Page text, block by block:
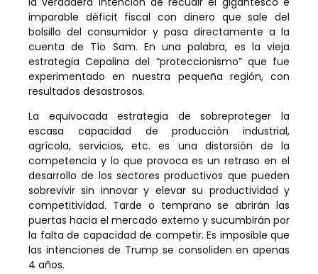
imparable déficit fiscal con dinero que sale del
bolsillo del consumidor y pasa directamente a la
cuenta de Tío Sam. En una palabra, es la vieja
estrategia Cepalina del “proteccionismo” que fue
experimentado en nuestra pequeña región, con
resultados desastrosos.
La equivocada estrategia de sobreproteger la
escasa capacidad de producción industrial,
agrícola, servicios, etc. es una distorsión de la
competencia y lo que provoca es un retraso en el
desarrollo de los sectores productivos que pueden
sobrevivir sin innovar y elevar su productividad y
competitividad. Tarde o temprano se abrirán las
puertas hacia el mercado externo y sucumbirán por
la falta de capacidad de competir. Es imposible que
las intenciones de Trump se consoliden en apenas
4 años.